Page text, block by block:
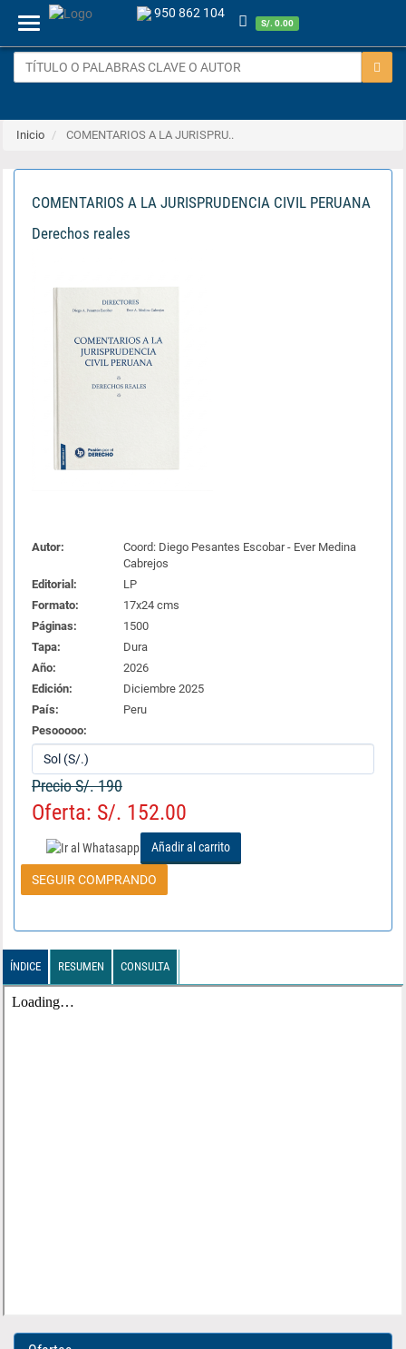
Menu
950 862 104
S/. 0.00
Inicio COMENTARIOS A LA JURISPRU..
COMENTARIOS A LA JURISPRUDENCIA CIVIL PERUANA
Derechos reales
Autor:
Coord: Diego Pesantes Escobar - Ever Medina
Cabrejos
Editorial:
LP
Formato:
17x24 cms
Páginas:
1500
Tapa:
Dura
Año:
2026
Edición:
Diciembre 2025
País:
Peru
Pesooooo:
Precio S/. 190
Oferta: S/. 152.00
Añadir al carrito
SEGUIR COMPRANDO
ÍNDICE RESUMEN CONSULTA